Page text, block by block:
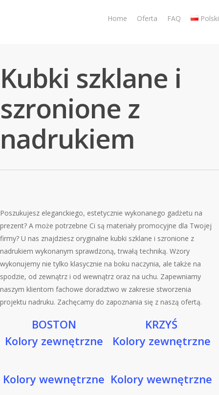
Home Oferta FAQ Polski
Kubki szklane i
szronione z
nadrukiem
Poszukujesz eleganckiego, estetycznie wykonanego gadżetu na
prezent? A może potrzebne Ci są materiały promocyjne dla Twojej
firmy? U nas znajdziesz oryginalne kubki szklane i szronione z
nadrukiem wykonanym sprawdzoną, trwałą techniką. Wzory
wykonujemy nie tylko klasycznie na boku naczynia, ale także na
spodzie, od zewnątrz i od wewnątrz oraz na uchu. Zapewniamy
naszym klientom fachowe doradztwo w zakresie stworzenia
projektu nadruku. Zachęcamy do zapoznania się z naszą ofertą.
BOSTON
Kolory zewnętrzne
Kolory wewnętrzne
KRZYŚ
Kolory zewnętrzne
Kolory wewnętrzne